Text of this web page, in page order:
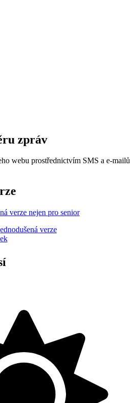
zpráv
webu prostřednictvím SMS a e-mailů
verze nejen pro senior